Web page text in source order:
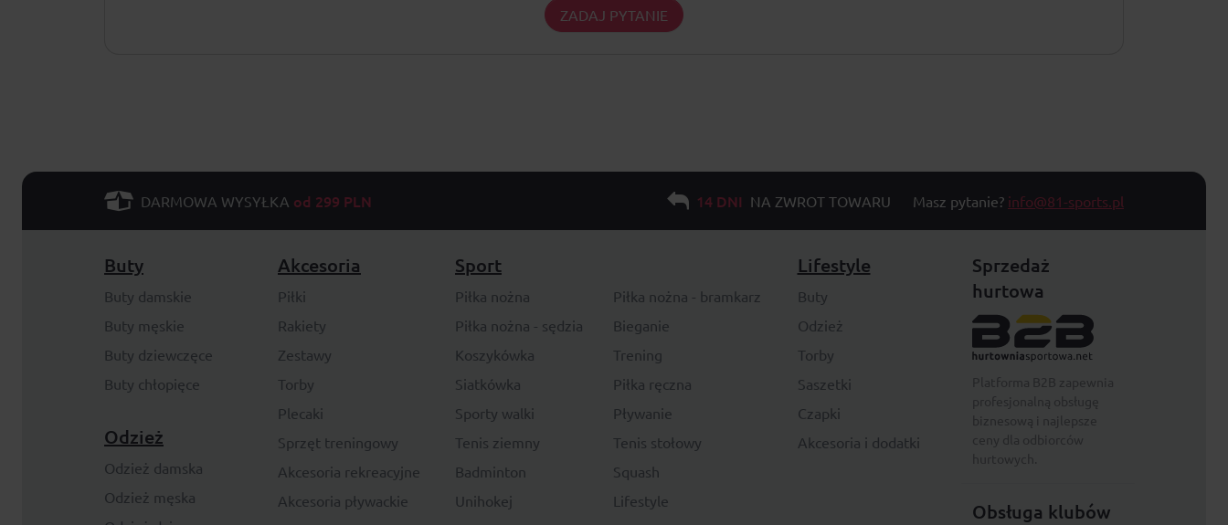
ZADAJ PYTANIE
DARMOWA WYSYŁKA od 299 PLN 14 DNI NA ZWROT TOWARU Masz pytanie? info@81-sports.pl
Buty
Buty damskie
Buty męskie
Buty dziewczęce
Buty chłopięce
Odzież
Odzież damska
Odzież męska
Akcesoria
Piłki
Rakiety
Zestawy
Torby
Plecaki
Sprzęt treningowy
Akcesoria rekreacyjne
Akcesoria pływackie
Sport
Piłka nożna
Piłka nożna - bramkarz
Piłka nożna - sędzia
Bieganie
Koszykówka
Trening
Siatkówka
Piłka ręczna
Sporty walki
Pływanie
Tenis ziemny
Tenis stołowy
Badminton
Squash
Unihokej
Lifestyle
Lifestyle
Buty
Odzież
Torby
Saszetki
Czapki
Akcesoria i dodatki
Sprzedaż
hurtowa
Obsługa klubów